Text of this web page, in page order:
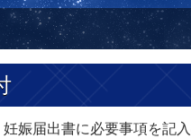
娠届出書に必要事項を